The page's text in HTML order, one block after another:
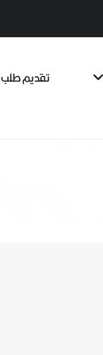
تقديم طلب